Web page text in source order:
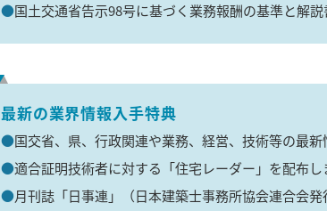
国土交通省告示98号に基づく業務報酬の基準と解説
最新の業界情報入手特典
国交省、県、行政関連や業務、経営、技術等の最新
適合証明技術者に対する「住宅レーダー」を配布し
月刊誌「日事連」（日本建築士事務所協会連合会発